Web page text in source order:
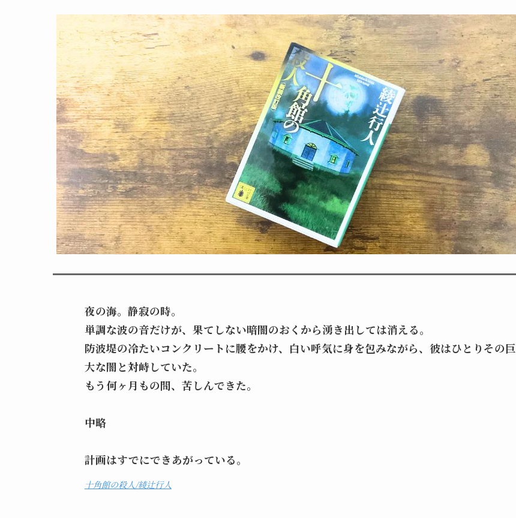
夜の海。静寂の時。
単調な波の音だけが、果てしない暗闇のおくから湧き出しては消える。
防波堤の冷たいコンクリートに腰をかけ、白い呼気に身を包みながら、彼はひとりその巨
大な闇と対峙していた。
もう何ヶ月もの間、苦しんできた。
中略
計画はすでにできあがっている。
十角館の殺人/綾辻行人